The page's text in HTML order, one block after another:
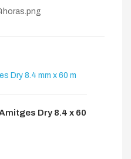
Dry 8.4 x 60